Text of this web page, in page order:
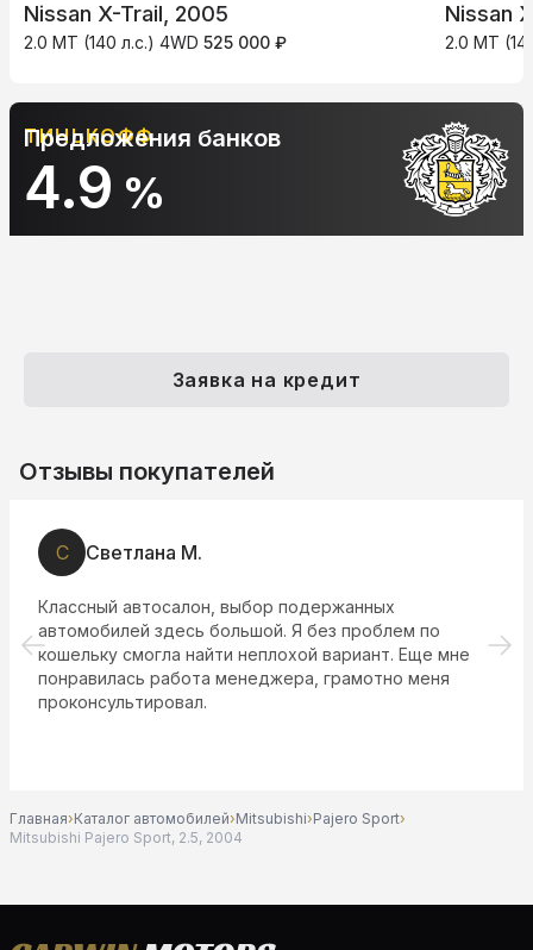
Nissan X-Trail, 2005
2.0 MT (140 л.с.) 4WD 525 000 ₽
Nissan
2.0 MT
ТИНЬКОФФ
4.9 %
Предложения банков
Заявка на кредит
Отзывы покупателей
С Светлана М.
Классный автосалон, выбор подержанных
автомобилей здесь большой. Я без проблем по
кошельку смогла найти неплохой вариант. Еще мне
понравилась работа менеджера, грамотно меня
проконсультировал.
Главная›Каталог автомобилей›Mitsubishi›Pajero Sport›
Mitsubishi Pajero Sport, 2.5, 2004